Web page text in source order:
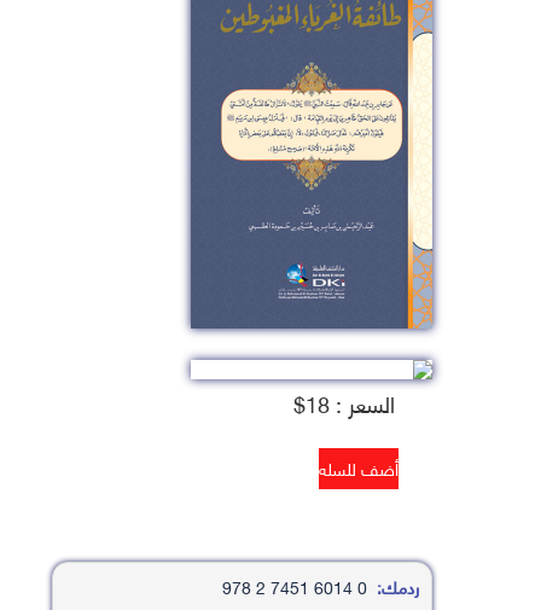
السعر : 18$
ردمك: